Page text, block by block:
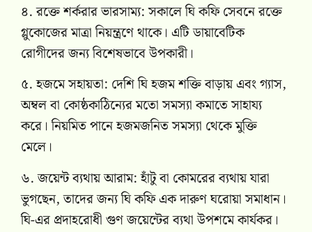
৪. রক্তে শর্করার ভারসাম্য: সকালে ঘি কফি সেবনে রক্তে
গ্লুকোজের মাত্রা নিয়ন্ত্রণে থাকে। এটি ডায়াবেটিক
রোগীদের জন্য বিশেষভাবে উপকারী।
৫. হজমে সহায়তা: দেশি ঘি হজম শক্তি বাড়ায় এবং গ্যাস,
অম্বল বা কোষ্ঠকাঠিন্যের মতো সমস্যা কমাতে সাহায্য
করে। নিয়মিত পানে হজমজনিত সমস্যা থেকে মুক্তি
মেলে।
৬. জয়েন্ট ব্যথায় আরাম: হাঁটু বা কোমরের ব্যথায় যারা
ভুগছেন, তাদের জন্য ঘি কফি এক দারুণ ঘরোয়া সমাধান।
ঘি-এর প্রদাহরোধী গুণ জয়েন্টের ব্যথা উপশমে কার্যকর।